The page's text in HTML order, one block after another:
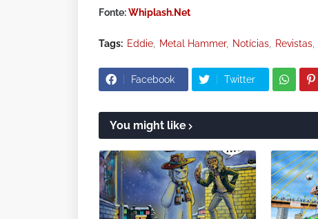
Fonte:Whiplash.Net
Tags: Eddie Metal Hammer Notícias Revistas
Facebook Twitter
You might like